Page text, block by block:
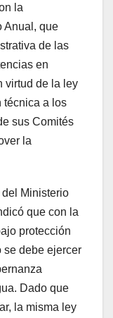
la
Anual, que
de las
en
virtud de la ley
técnica a los
sus Comités
la
del Ministerio
que con la
protección
se debe ejercer
Dado que
la misma ley